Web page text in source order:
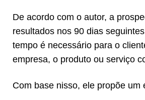
De acordo com o autor, a
resultados nos 90 dias
tempo é necessário para o
empresa, o produto ou serviço
Com base nisso, ele propõe um